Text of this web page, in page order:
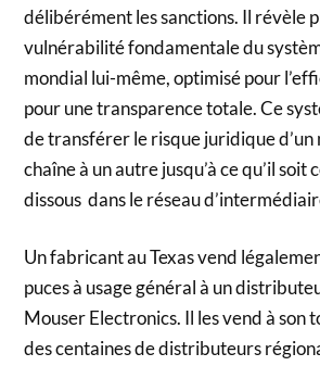
délibérément les sanctions. Il révèle
vulnérabilité fondamentale du
mondial lui-même, optimisé pour
pour une transparence totale. Ce
de transférer le risque juridique d’un
chaîne à un autre jusqu’à ce qu’il
dissous dans le réseau
Un fabricant au Texas vend
puces à usage général à un
Mouser Electronics. Il les vend à son
des centaines de distributeurs